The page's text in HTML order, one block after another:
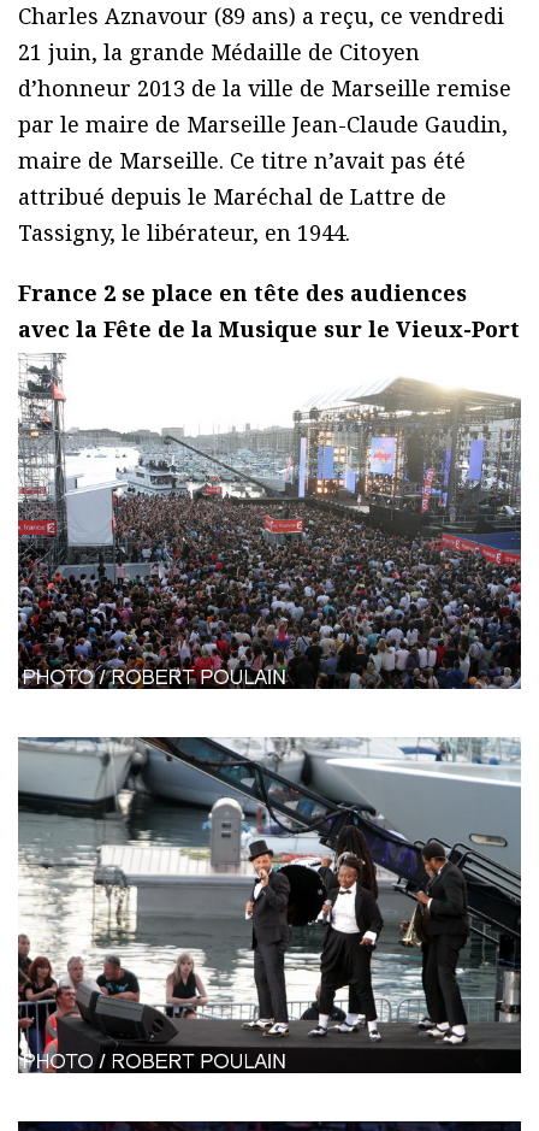
Charles Aznavour (89 ans) a reçu, ce vendredi
21 juin, la grande Médaille de Citoyen
d’honneur 2013 de la ville de Marseille remise
par le maire de Marseille Jean-Claude Gaudin,
maire de Marseille. Ce titre n’avait pas été
attribué depuis le Maréchal de Lattre de
Tassigny, le libérateur, en 1944.
France 2 se place en tête des audiences
avec la Fête de la Musique sur le Vieux-Port